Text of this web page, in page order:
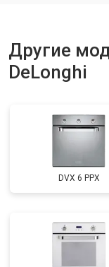
Другие
DeLonghi
DVX 6 PPX